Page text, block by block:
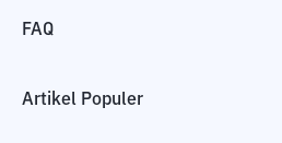
FAQ
Artikel Populer